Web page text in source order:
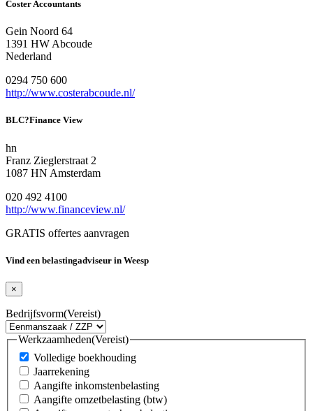
Coster Accountants
Gein Noord 64
1391 HW Abcoude
Nederland
0294 750 600
http://www.costerabcoude.nl/
BLC?Finance View
hn
Franz Zieglerstraat 2
1087 HN Amsterdam
020 492 4100
http://www.financeview.nl/
GRATIS offertes aanvragen
Vind een belastingadviseur in Weesp
×
Bedrijfsvorm(Vereist)
Werkzaamheden(Vereist)
Volledige boekhouding
Jaarrekening
Aangifte inkomstenbelasting
Aangifte omzetbelasting (btw)